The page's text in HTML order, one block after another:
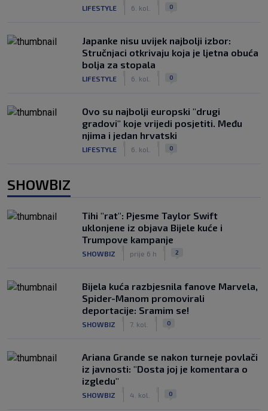
LIFESTYLE 6. kol. 0
Japanke nisu uvijek najbolji izbor:
Stručnjaci otkrivaju koja je ljetna obuća
bolja za stopala
LIFESTYLE 6. kol. 0
Ovo su najbolji europski "drugi
gradovi" koje vrijedi posjetiti. Među
njima i jedan hrvatski
LIFESTYLE 6. kol. 0
SHOWBIZ
Tihi "rat": Pjesme Taylor Swift
uklonjene iz objava Bijele kuće i
Trumpove kampanje
SHOWBIZ prije 6 h 2
Bijela kuća razbjesnila fanove Marvela,
Spider-Manom promovirali
deportacije: Sramim se!
SHOWBIZ 7. kol. 0
Ariana Grande se nakon turneje povlači
iz javnosti: "Dosta joj je komentara o
izgledu"
SHOWBIZ 4. kol. 0